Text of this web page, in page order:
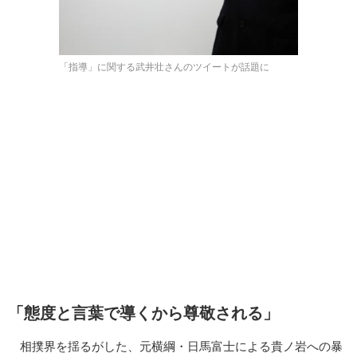
「指導」に関する武井壮さんのツイートが話題に
「態度と言葉で導くから尊敬される」
相撲界を揺るがした、元横綱・日馬富士による貴ノ岩への暴